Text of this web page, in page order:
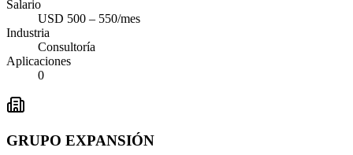
Salario
USD 500 – 550/mes
Industria
Consultoría
Aplicaciones
0
GRUPO EXPANSIÓN